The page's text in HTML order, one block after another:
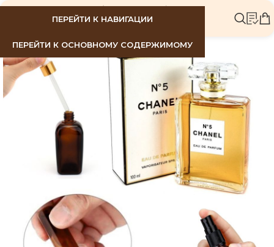
ПЕРЕЙТИ К НАВИГАЦИИ
ПЕРЕЙТИ К ОСНОВНОМУ СОДЕРЖИМОМУ